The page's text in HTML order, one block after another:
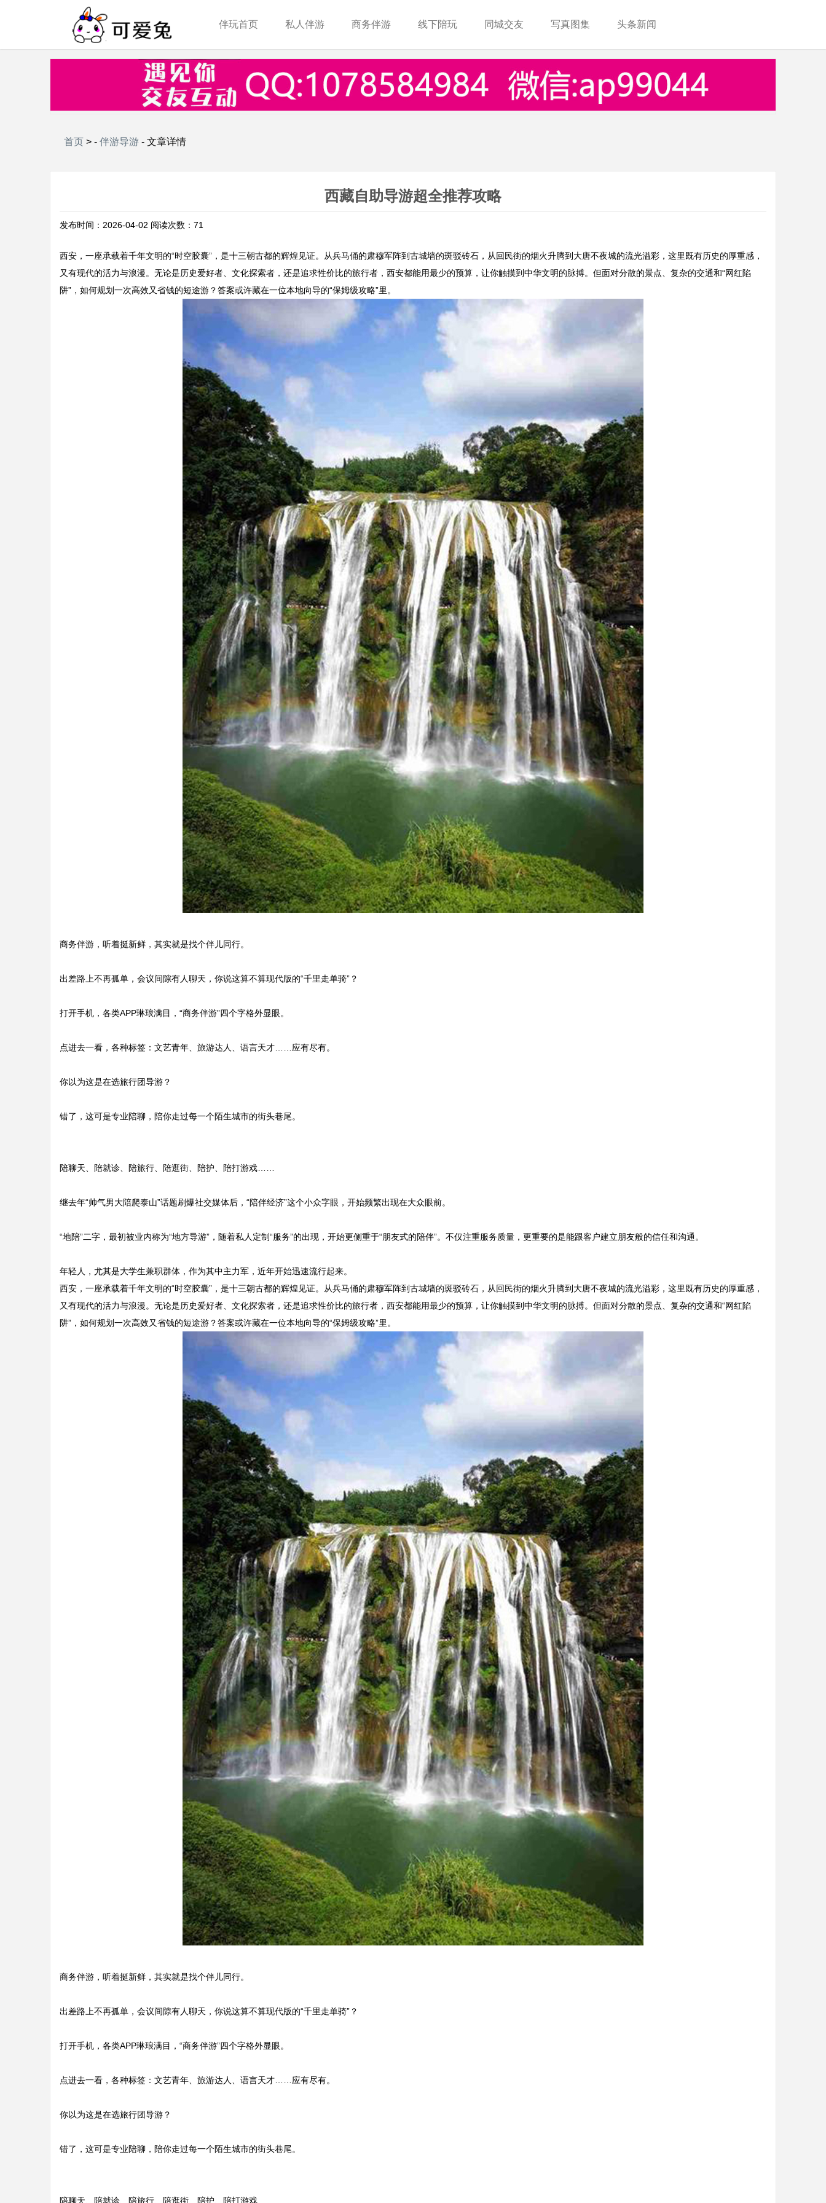
伴玩首页 私人伴游 商务伴游 线下陪玩 同城交友 写真图集 头条新闻
登 录
首页> - 伴游导游- 文章详情
西藏自助导游超全推荐攻略
发布时间：2026-04-02 阅读次数：71
西安，一座承载着千年文明的“时空胶囊”，是十三朝古都的辉煌见证。从兵马俑的肃穆军阵到古城墙的斑驳砖石，从回民街的烟火升腾到大唐不夜城的流光溢彩，这里既有历史的厚重感，
又有现代的活力与浪漫。无论是历史爱好者、文化探索者，还是追求性价比的旅行者，西安都能用最少的预算，让你触摸到中华文明的脉搏。但面对分散的景点、复杂的交通和“网红陷
阱”，如何规划一次高效又省钱的短途游？答案或许藏在一位本地向导的“保姆级攻略”里。
商务伴游，听着挺新鲜，其实就是找个伴儿同行。
出差路上不再孤单，会议间隙有人聊天，你说这算不算现代版的“千里走单骑”？
打开手机，各类APP琳琅满目，“商务伴游”四个字格外显眼。
点进去一看，各种标签：文艺青年、旅游达人、语言天才……应有尽有。
你以为这是在选旅行团导游？
错了，这可是专业陪聊，陪你走过每一个陌生城市的街头巷尾。
陪聊天、陪就诊、陪旅行、陪逛街、陪护、陪打游戏……
继去年“帅气男大陪爬泰山”话题刷爆社交媒体后，“陪伴经济”这个小众字眼，开始频繁出现在大众眼前。
“地陪”二字，最初被业内称为“地方导游”，随着私人定制“服务”的出现，开始更侧重于“朋友式的陪伴”。不仅注重服务质量，更重要的是能跟客户建立朋友般的信任和沟通。
年轻人，尤其是大学生兼职群体，作为其中主力军，近年开始迅速流行起来。
西安，一座承载着千年文明的“时空胶囊”，是十三朝古都的辉煌见证。从兵马俑的肃穆军阵到古城墙的斑驳砖石，从回民街的烟火升腾到大唐不夜城的流光溢彩，这里既有历史的厚重感，
又有现代的活力与浪漫。无论是历史爱好者、文化探索者，还是追求性价比的旅行者，西安都能用最少的预算，让你触摸到中华文明的脉搏。但面对分散的景点、复杂的交通和“网红陷
阱”，如何规划一次高效又省钱的短途游？答案或许藏在一位本地向导的“保姆级攻略”里。
商务伴游，听着挺新鲜，其实就是找个伴儿同行。
出差路上不再孤单，会议间隙有人聊天，你说这算不算现代版的“千里走单骑”？
打开手机，各类APP琳琅满目，“商务伴游”四个字格外显眼。
点进去一看，各种标签：文艺青年、旅游达人、语言天才……应有尽有。
你以为这是在选旅行团导游？
错了，这可是专业陪聊，陪你走过每一个陌生城市的街头巷尾。
陪聊天、陪就诊、陪旅行、陪逛街、陪护、陪打游戏……